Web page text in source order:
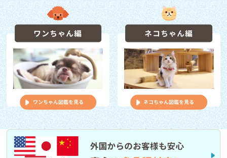
お知らせ
2026/05/08
5/23(土) 第10回クーリクWANフェスタ in 足立本店 開催のお知ら
せ♪
お知らせ
2026/04/15
福岡東店 臨時休業のお知らせ
お知らせ
2026/04/14
ゴールデンウィーク期間の営業時間のご案内
お知らせ
2026/03/29
3/29(日）阿倍野店閉店のお知らせ
ワンちゃん編
ワンちゃん図鑑を見る
ネコちゃん編
ネコちゃん図鑑を見る